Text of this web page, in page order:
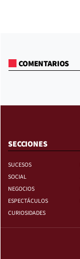
COMENTARIOS
SECCIONES
SUCESOS
SOCIAL
NEGOCIOS
ESPECTÁCULOS
CURIOSIDADES